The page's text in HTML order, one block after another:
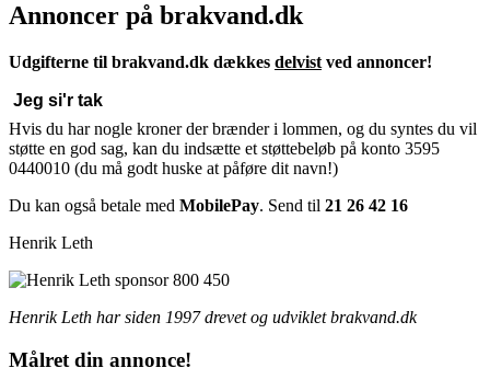
Annoncer på brakvand.dk
Udgifterne til brakvand.dk dækkes delvist ved annoncer!
Jeg si'r tak
Hvis du har nogle kroner der brænder i lommen, og du syntes du vil
støtte en god sag, kan du indsætte et støttebeløb på konto 3595
0440010 (du må godt huske at påføre dit navn!)
Du kan også betale med MobilePay. Send til 21 26 42 16
Henrik Leth
Henrik Leth har siden 1997 drevet og udviklet brakvand.dk
Målret din annonce!